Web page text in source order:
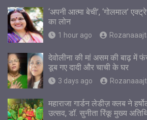
‘अपनी आत्मा बेची’, ‘गोलमाल’
का लोन
1 hour ago
देवोलीना की मां असम की बाढ़ में
डूब गए दादी और चाची के घर
3 days ago
महाराजा गार्डन लेडीज़ क्लब ने
उत्सव, डॉ. सुनीता रिंकू मुख्य